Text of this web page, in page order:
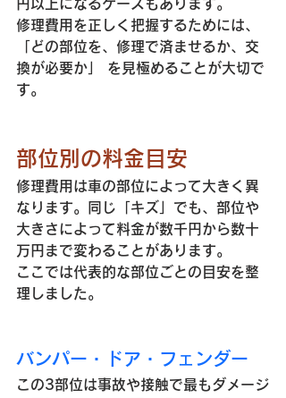
円以上になるケースもあります。
修理費用を正しく把握するためには、
「どの部位を、修理で済ませるか、交
換が必要か」 を見極めることが大切で
す。
部位別の料金目安
修理費用は車の部位によって大きく異
なります。同じ「キズ」でも、部位や
大きさによって料金が数千円から数十
万円まで変わることがあります。
ここでは代表的な部位ごとの目安を整
理しました。
バンパー・ドア・フェンダー
この3部位は事故や接触で最もダメージ